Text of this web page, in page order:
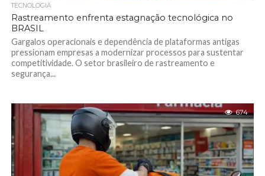
TECNOLOGIA
Rastreamento enfrenta estagnação tecnológica no
BRASIL
Gargalos operacionais e dependência de plataformas antigas
pressionam empresas a modernizar processos para sustentar
competitividade. O setor brasileiro de rastreamento e
segurança...
674